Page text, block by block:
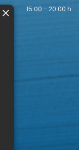
15.00 - 20.00 h
×